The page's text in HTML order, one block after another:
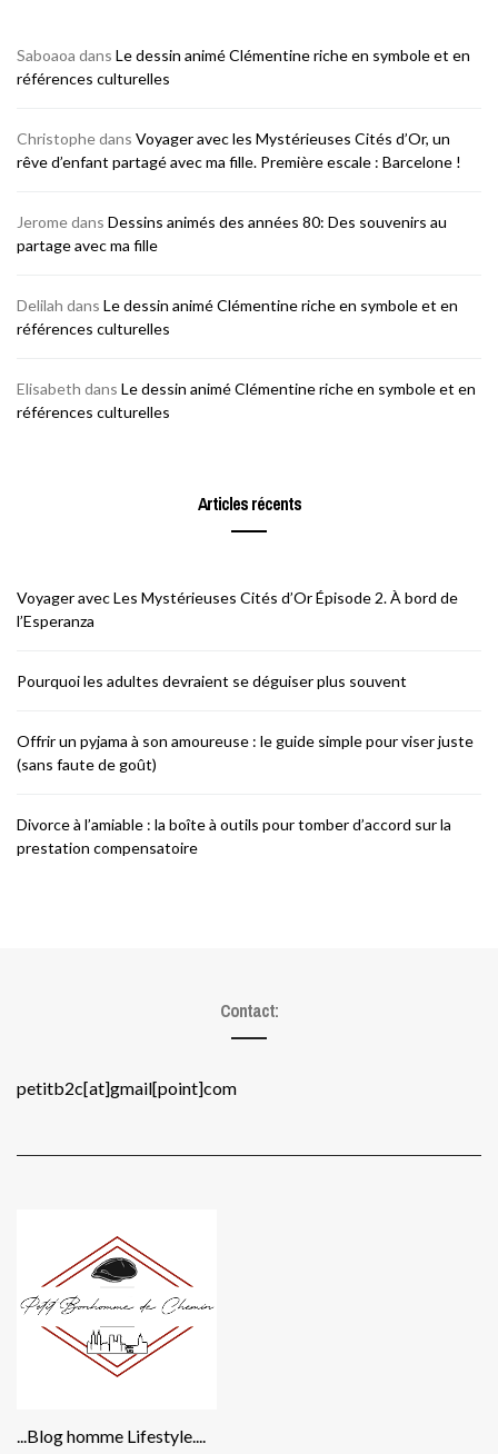
Saboaoa dans Le dessin animé Clémentine riche en symbole et en
références culturelles
Christophedans Voyager avec les Mystérieuses Cités d’Or, un
rêve d’enfant partagé avec ma fille. Première escale : Barcelone !
Jeromedans Dessins animés des années 80: Des souvenirs au
partage avec ma fille
Delilah dans Le dessin animé Clémentine riche en symbole et en
références culturelles
Elisabeth dans Le dessin animé Clémentine riche en symbole et en
références culturelles
Articles récents
Voyager avec Les Mystérieuses Cités d’Or Épisode 2. À bord de
l’Esperanza
Pourquoi les adultes devraient se déguiser plus souvent
Offrir un pyjama à son amoureuse : le guide simple pour viser juste
(sans faute de goût)
Divorce à l’amiable : la boîte à outils pour tomber d’accord sur la
prestation compensatoire
Contact:
petitb2c[at]gmail[point]com
...Blog homme Lifestyle....